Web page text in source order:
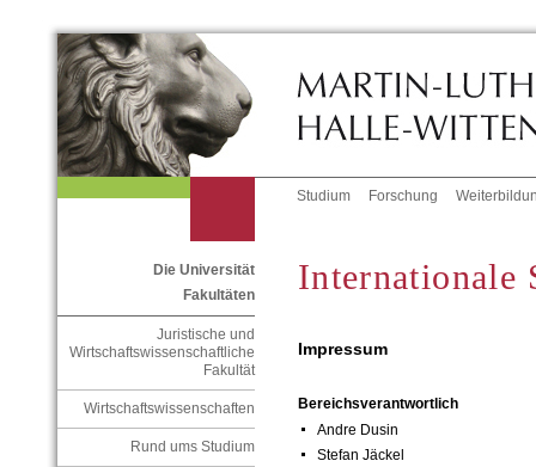
Studium Forschung
Die Universität
Fakultäten
Juristische und
Wirtschaftswissenschaftliche
Fakultät
Wirtschaftswissenschaften
Rund ums Studium
Internationale
Impressum
Bereichsverantwortlich
Andre Dusin
Stefan Jäckel